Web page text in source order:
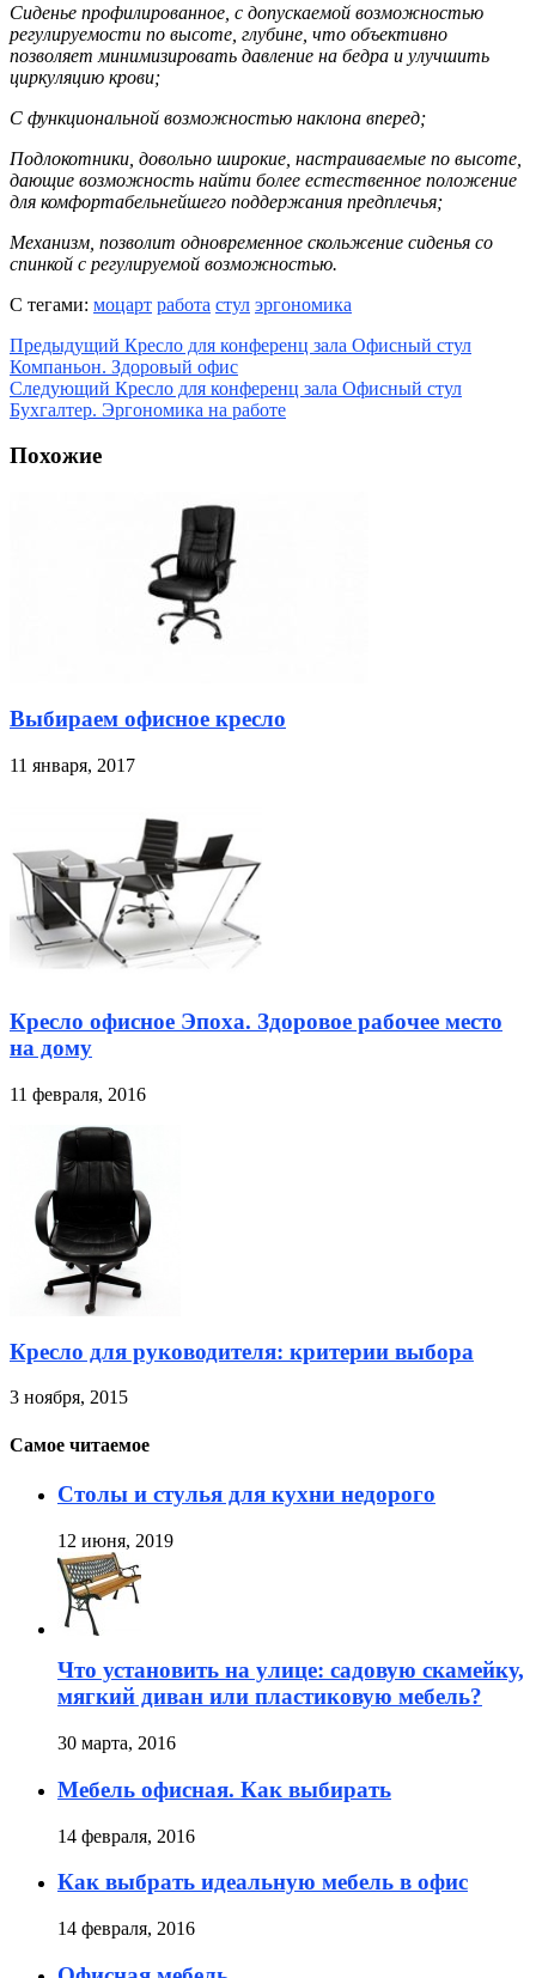
Сиденье профилированное, с допускаемой возможностью
регулируемости по высоте, глубине, что объективно
позволяет минимизировать давление на бедра и улучшить
циркуляцию крови;
С функциональной возможностью наклона вперед;
Подлокотники, довольно широкие, настраиваемые по высоте,
дающие возможность найти более естественное положение
для комфортабельнейшего поддержания предплечья;
Механизм, позволит одновременное скольжение сиденья со
спинкой с регулируемой возможностью.
С тегами: моцарт работа стул эргономика
Предыдущий Кресло для конференц зала Офисный стул
Компаньон. Здоровый офис
Следующий Кресло для конференц зала Офисный стул
Бухгалтер. Эргономика на работе
Похожие
Выбираем офисное кресло
11 января, 2017
Кресло офисное Эпоха. Здоровое рабочее место
на дому
11 февраля, 2016
Кресло для руководителя: критерии выбора
3 ноября, 2015
Самое читаемое
Столы и стулья для кухни недорого
12 июня, 2019
Что установить на улице: садовую скамейку,
мягкий диван или пластиковую мебель?
30 марта, 2016
Мебель офисная. Как выбирать
14 февраля, 2016
Как выбрать идеальную мебель в офис
14 февраля, 2016